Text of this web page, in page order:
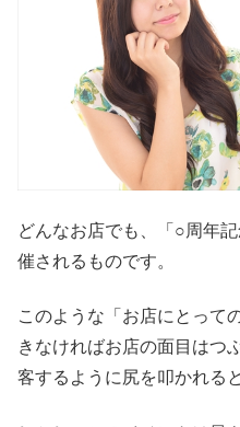
どんなお店でも、「○周年
催されるものです。
このような「お店にとって
きなければお店の面目はつ
客するように尻を叩かれる